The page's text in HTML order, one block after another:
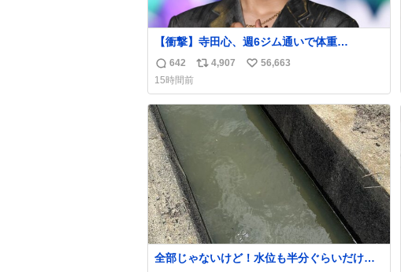
【衝撃】寺田心、週6ジム通いで体重
62kg→82kgに 110kgのベンチプレス持ち上
げる姿披露
news.livedoor.com/article/detail… 元々自重
のみだったが、更に筋肉を大きくするためジ
ム通いを開始。筋肉増量のためおにぎり10
個、ゼリー飲料3～4本、パスタと毎日4千kcal
オーバーの食事を摂取し、増量したという。
返
信
数
642
リ
ス
4,907
い
ね
数
56,663
15時間前
全部じゃないけど！水位も半分ぐらいだけ